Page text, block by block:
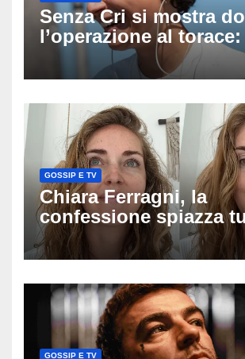
Senza Cri si mostra
l’operazione al torace:
anni mi sentivo in
racconto sul difficile
GOSSIP E TV
Chiara Ferragni, la
confessione spiazza
mio ex voleva che mi
il seno». Poi svela i
GOSSIP E TV